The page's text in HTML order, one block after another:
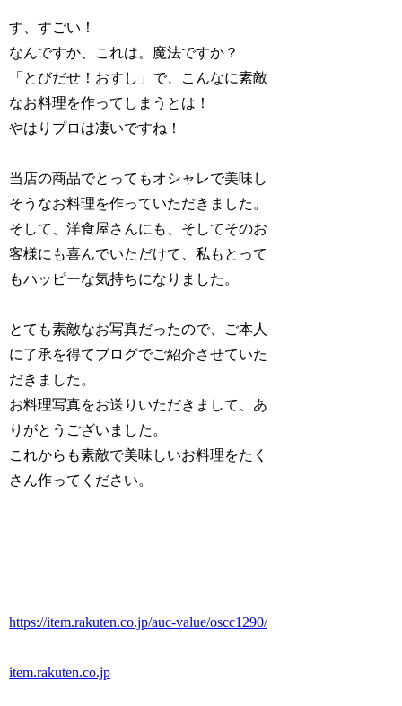
す、すごい！
なんですか、これは。魔法ですか？
「とびだせ！おすし」で、こんなに素敵
なお料理を作ってしまうとは！
やはりプロは凄いですね！
当店の商品でとってもオシャレで美味し
そうなお料理を作っていただきました。
そして、洋食屋さんにも、そしてそのお
客様にも喜んでいただけて、私もとって
もハッピーな気持ちになりました。
とても素敵なお写真だったので、ご本人
に了承を得てブログでご紹介させていた
だきました。
お料理写真をお送りいただきまして、あ
りがとうございました。
これからも素敵で美味しいお料理をたく
さん作ってください。
https://item.rakuten.co.jp/auc-value/oscc1290/
item.rakuten.co.jp